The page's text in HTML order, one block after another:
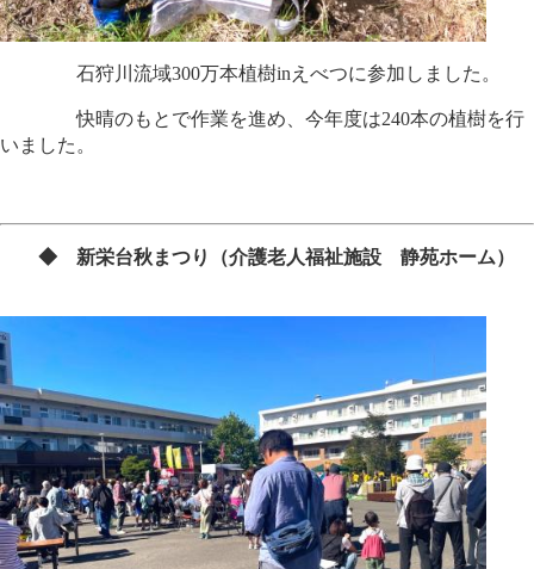
石狩川流域300万本植樹inえべつに参加しました。
快晴のもとで作業を進め、今年度は240本の植樹を行
いました。
◆ 新栄台秋まつり（介護老人福祉施設 静苑ホーム）